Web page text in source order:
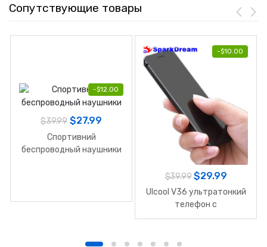
Сопутствующие товары
-$12.00
$39.99 $27.99
Спортивний
беспроводный наушники
-$10.00
$39.99 $29.99
Ulcool V36 ультратонкий
телефон с
металлическим корпусом